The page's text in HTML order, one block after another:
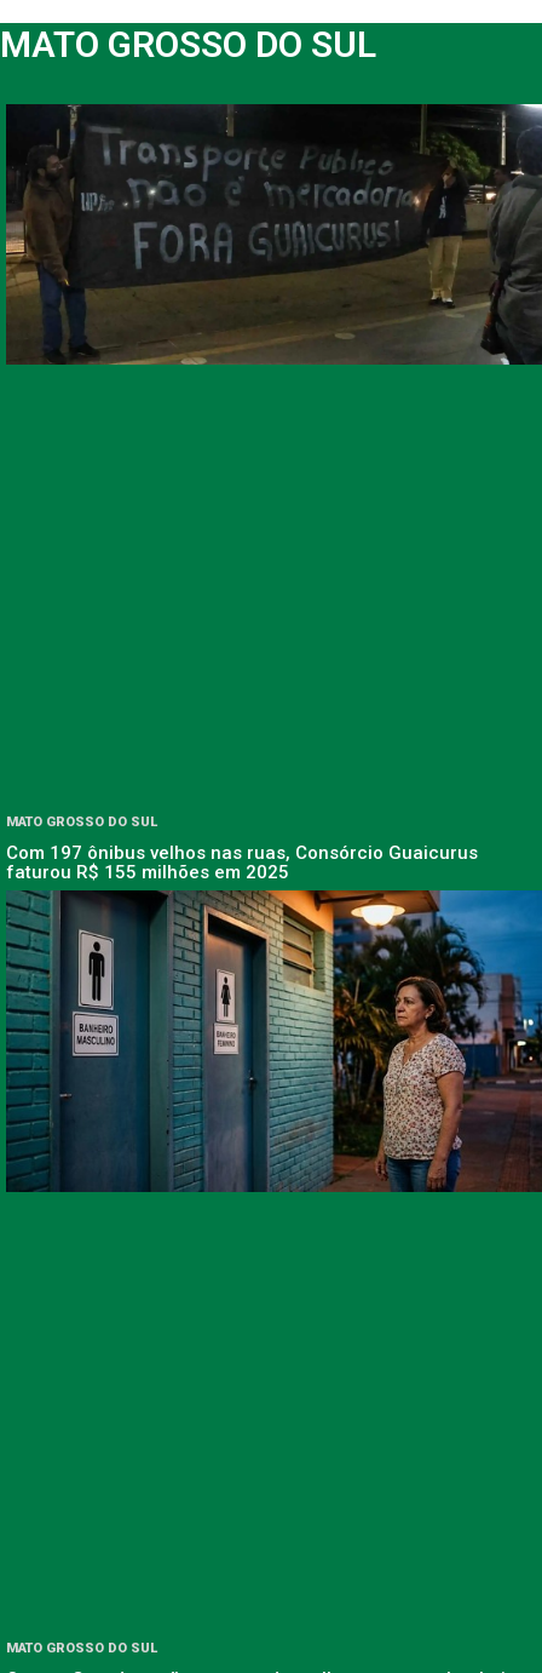
MATO GROSSO DO SUL
MATO GROSSO DO SUL
Com 197 ônibus velhos nas ruas, Consórcio Guaicurus
faturou R$ 155 milhões em 2025
MATO GROSSO DO SUL